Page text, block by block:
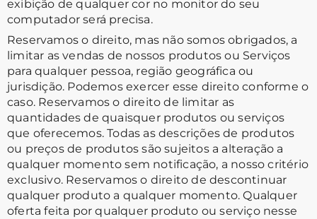
exibição de qualquer cor no monitor do seu
computador será precisa.
Reservamos o direito, mas não somos obrigados, a
limitar as vendas de nossos produtos ou Serviços
para qualquer pessoa, região geográfica ou
jurisdição. Podemos exercer esse direito conforme o
caso. Reservamos o direito de limitar as
quantidades de quaisquer produtos ou serviços
que oferecemos. Todas as descrições de produtos
ou preços de produtos são sujeitos a alteração a
qualquer momento sem notificação, a nosso critério
exclusivo. Reservamos o direito de descontinuar
qualquer produto a qualquer momento. Qualquer
oferta feita por qualquer produto ou serviço nesse